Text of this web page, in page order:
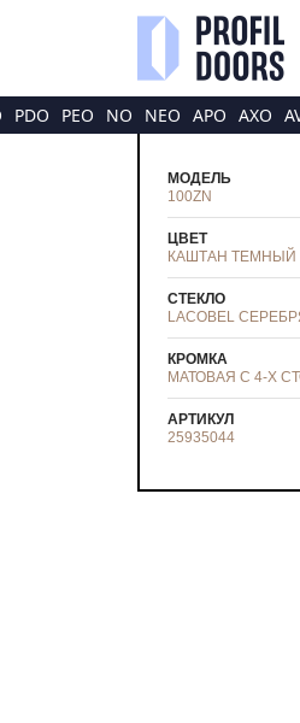
PDO PEO NO NEO APO AXO
МОДЕЛЬ
100ZN
ЦВЕТ
КАШТАН ТЕМНЫЙ
СТЕКЛО
LACOBEL
КРОМКА
МАТОВАЯ С 4-Х
АРТИКУЛ
25935044